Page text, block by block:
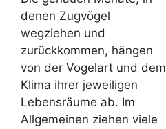
denen Zugvögel
wegziehen und
zurückkommen, hängen
von der Vogelart und dem
Klima ihrer jeweiligen
Lebensräume ab. Im
Allgemeinen ziehen viele